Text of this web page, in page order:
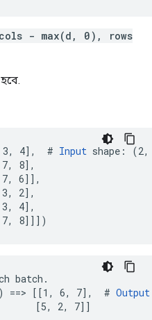
- max(d, 0), rows
3, 4],  # Input shape:
8],
6]],
2],
4],
8]]])
batch.
==> [[1, 6, 7],  # Output
[5, 2, 7]]